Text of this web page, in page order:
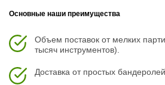
Основные наши преимущества
Объем поставок от мелких
тысяч инструментов).
Доставка от простых